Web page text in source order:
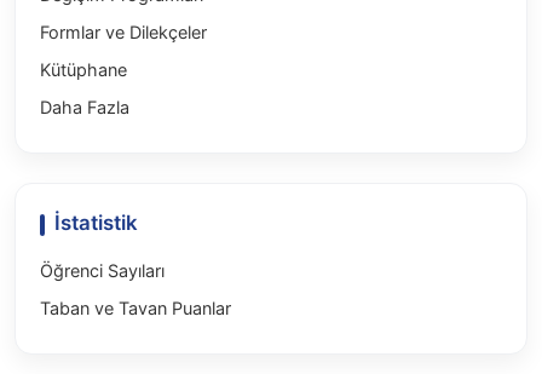
Formlar ve Dilekçeler
Kütüphane
Daha Fazla
İstatistik
Öğrenci Sayıları
Taban ve Tavan Puanlar